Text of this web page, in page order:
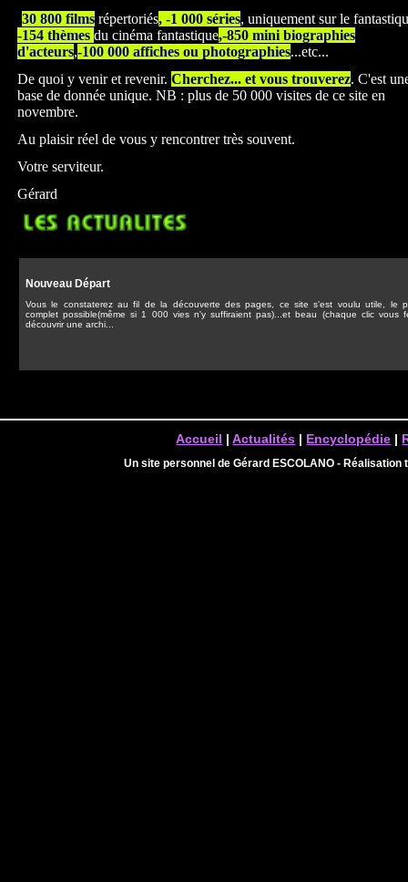
-30 800 films répertoriés, -1 000 séries, uniquement sur le
-154 thèmes du cinéma fantastique,-850 mini biographies
d'acteurs,-100 000 affiches ou photographies...etc...
De quoi y venir et revenir. Cherchez... et vous trouverez. C'est
base de donnée unique. NB : plus de 50 000 visites de ce site en
novembre.
Au plaisir réel de vous y rencontrer très souvent.
Votre serviteur.
Gérard
Nouveau Départ
Vous le constaterez au fil de la découverte des pages, ce site s'est voulu utile, le
complet possible(même si 1 000 vies n'y suffiraient pas)...et beau (chaque clic vous
découvrir une archi...
Accueil |Actualités | Encyclopédie |
Un site personnel de Gérard ESCOLANO -